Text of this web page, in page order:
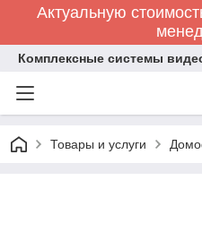
Актуальную
Комплексные системы
Товары и услуги